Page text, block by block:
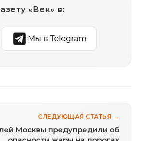
«Век» в:
Мы в Telegram
СЛЕДУЮЩАЯ СТАТЬЯ →
Москвы предупредили об